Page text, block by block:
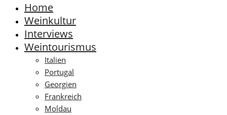
Home
Weinkultur
Interviews
Weintourismus
Italien
Portugal
Georgien
Frankreich
Moldau